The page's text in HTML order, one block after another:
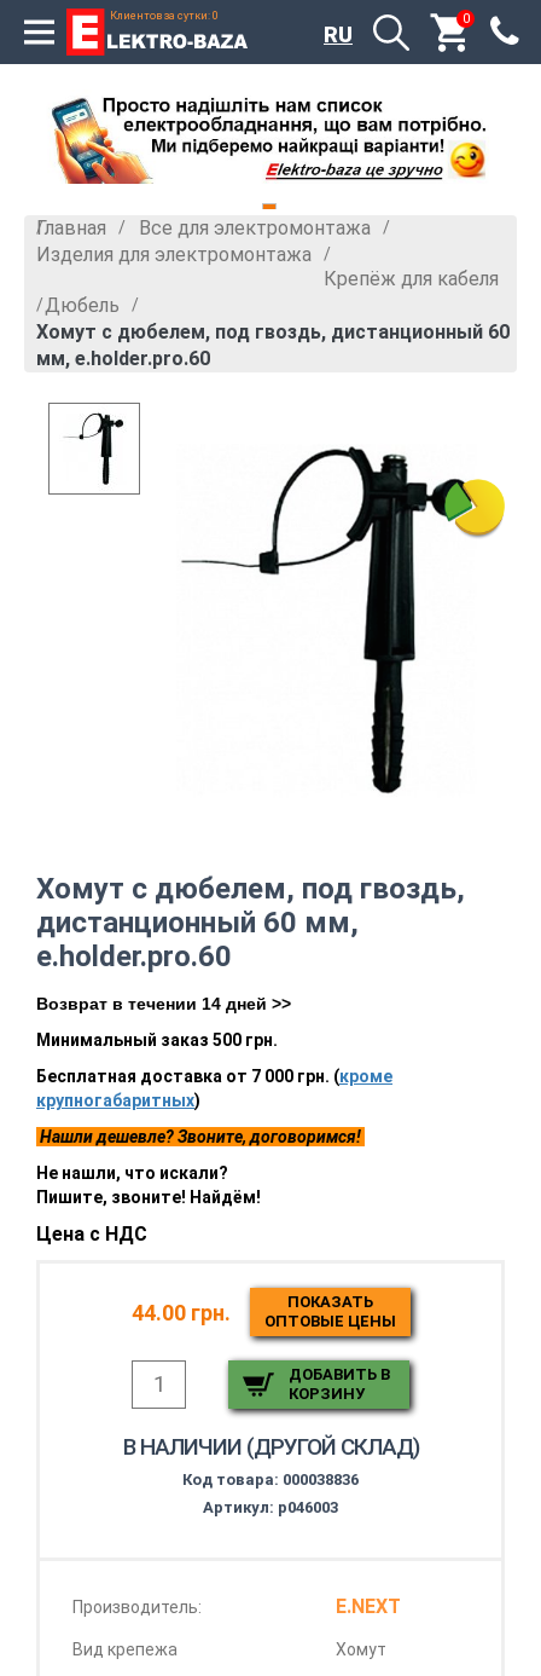
Клиентов за сутки: 0 0
RU
Главная » Все для электромонтажа »
Изделия для электромонтажа »
Крепёж для кабеля
»Дюбель »
Хомут с дюбелем, под гвоздь, дистанционный 60
мм, e.holder.pro.60
Хомут с дюбелем, под гвоздь,
дистанционный 60 мм,
e.holder.pro.60
Возврат в течении 14 дней >>
Минимальный заказ 500 грн.
Бесплатная доставка от 7 000 грн. (кроме
крупногабаритных)
Нашли дешевле? Звоните, договоримся!
Не нашли, что искали?
Пишите, звоните! Найдём!
Цена с НДС
44.00 грн.
ПОКАЗАТЬ
ОПТОВЫЕ ЦЕНЫ
ДОБАВИТЬ В
КОРЗИНУ
В НАЛИЧИИ (ДРУГОЙ СКЛАД)
Код товара: 000038836
Артикул: p046003
Производитель: E.NEXT
Вид крепежа Хомут